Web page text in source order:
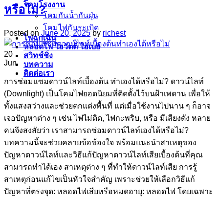
โคมโรงงาน
โคมกันน้ำกันฝุ่น
โคมไฟกันระเบิด
ไฟฉุกเฉิน
หลอดไฟ ไฮวัตต์ ไฮเบย์
สวิทช์ชิ่ง
บทความ
ติดต่อเรา
หรือไม่?
Posted on June 20, 2025 by richest
20
Jun
การซ่อมแซมดาวน์ไลท์เบื้องต้น ทำเองได้หรือไม่? ดาวน์ไลท์
(Downlight) เป็นโคมไฟยอดนิยมที่ติดตั้งไว้บนฝ้าเพดาน เพื่อให้
ทั้งแสงสว่างและช่วยตกแต่งพื้นที่ แต่เมื่อใช้งานไปนาน ๆ ก็อาจ
เจอปัญหาต่าง ๆ เช่น ไฟไม่ติด, ไฟกะพริบ, หรือ มีเสียงดัง หลาย
คนจึงสงสัยว่า เราสามารถซ่อมดาวน์ไลท์เองได้หรือไม่?
บทความนี้จะช่วยคลายข้อข้องใจ พร้อมแนะนำสาเหตุของ
ปัญหาดาวน์ไลท์และวิธีแก้ปัญหาดาวน์ไลท์เสียเบื้องต้นที่คุณ
สามารถทำได้เอง สาเหตุต่าง ๆ ที่ทำให้ดาวน์ไลท์เสีย การรู้
สาเหตุก่อนแก้ไขเป็นหัวใจสำคัญ เพราะช่วยให้เลือกวิธีแก้
ปัญหาที่ตรงจุด: หลอดไฟเสียหรือหมดอายุ: หลอดไฟ โดยเฉพาะ